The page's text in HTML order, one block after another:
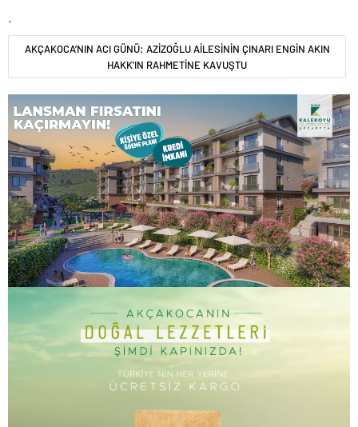
.
AKÇAKOCA’NIN ACI GÜNÜ: AZİZOĞLU AİLESİNİN ÇINARI ENGİN AKIN
HAKK’IN RAHMETİNE KAVUŞTU